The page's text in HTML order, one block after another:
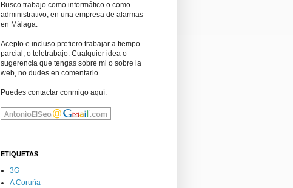
Busco trabajo como informático o como
administrativo, en una empresa de alarmas
en Málaga.
Acepto e incluso prefiero trabajar a tiempo
parcial, o teletrabajo. Cualquier idea o
sugerencia que tengas sobre mi o sobre la
web, no dudes en comentarlo.
Puedes contactar conmigo aquí:
ETIQUETAS
3G
A Coruña